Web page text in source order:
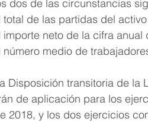
dos de las circunstancias
total de las partidas del
importe neto de la cifra
número medio de
Disposición transitoria de la
de aplicación para los
2018, y los dos ejercicios